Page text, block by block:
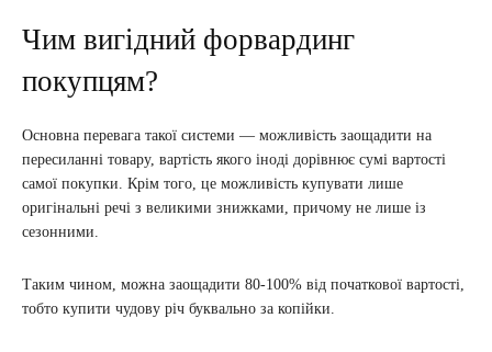
Чим вигідний форвардинг
покупцям?
Основна перевага такої системи — можливість заощадити на
пересиланні товару, вартість якого іноді дорівнює сумі вартості
самої покупки. Крім того, це можливість купувати лише
оригінальні речі з великими знижками, причому не лише із
сезонними.
Таким чином, можна заощадити 80-100% від початкової вартості,
тобто купити чудову річ буквально за копійки.